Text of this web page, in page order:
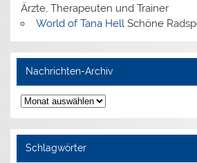
Ärzte, Therapeuten und Trainer
World of Tana HellSchöne
Nachrichten-Archiv
Nachrichten-
Archiv
Schlagwörter